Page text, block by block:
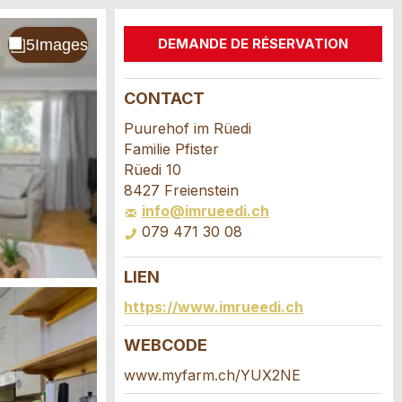
DEMANDE DE RÉSERVATION
CONTACT
Puurehof im Rüedi
Familie Pfister
Rüedi 10
8427 Freienstein
info@imrueedi.ch
079 471 30 08
LIEN
https://www.imrueedi.ch
WEBCODE
www.myfarm.ch/YUX2NE